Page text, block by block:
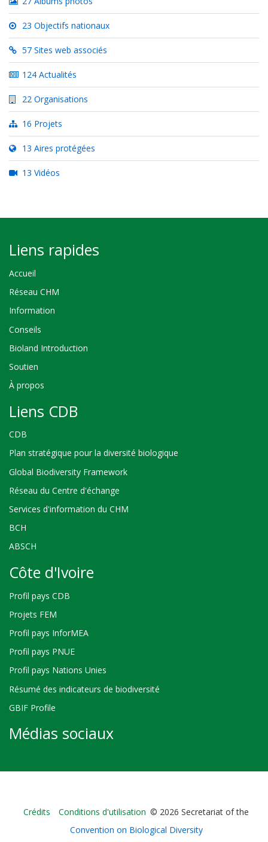
23 Objectifs nationaux
57 Sites web associés
124 Actualités
22 Organisations
16 Projets
13 Aires protégées
13 Vidéos
Liens rapides
Accueil
Réseau CHM
Information
Conseils
Bioland Introduction
Soutien
À propos
Liens CDB
CDB
Plan stratégique pour la diversité biologique
Global Biodiversity Framework
Réseau du Centre d'échange
Services d'information du CHM
BCH
ABSCH
Côte d'Ivoire
Profil pays CDB
Projets FEM
Profil pays InforMEA
Profil pays PNUE
Profil pays Nations Unies
Résumé des indicateurs de biodiversité
GBIF Profile
Médias sociaux
Bioland
-
Crédits Conditions d'utilisation © 2026 Secretariat of the
Convention on Biological Diversity